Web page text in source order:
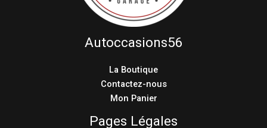
Autoccasions56
La Boutique
Contactez-nous
Mon Panier
Pages Légales